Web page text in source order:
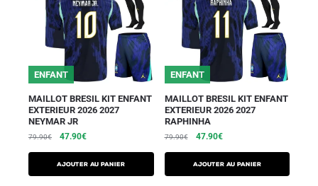
ENFANT
MAILLOT BRESIL KIT ENFANT
EXTERIEUR 2026 2027
NEYMAR JR
79.90€ 47.90€
AJOUTER AU PANIER
ENFANT
MAILLOT BRESIL KIT ENFANT
EXTERIEUR 2026 2027
RAPHINHA
79.90€ 47.90€
AJOUTER AU PANIER